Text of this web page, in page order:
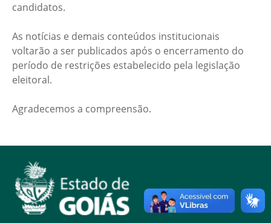
candidatos.
As notícias e demais conteúdos institucionais
voltarão a ser publicados após o encerramento do
período de restrições estabelecido pela legislação
eleitoral.
Agradecemos a compreensão.